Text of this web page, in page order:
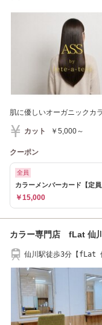
肌に優しいオーガニックカ
カット ￥5,000～
クーポン
全員
カラーメンバーカード【定員
￥15,000
カラー専門店 fLat 仙
仙川駅徒歩3分【fLat